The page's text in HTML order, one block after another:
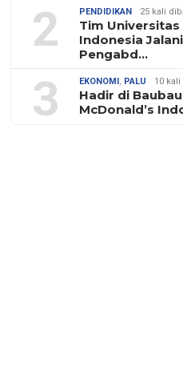
2 PENDIDIKAN 25 kali
Tim Universitas
Indonesia Jalani
Pengabd…
3 EKONOMI , PALU 10
Hadir di
McDonald’s